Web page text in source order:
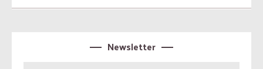
Newsletter